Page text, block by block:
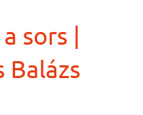
sors |
Balázs